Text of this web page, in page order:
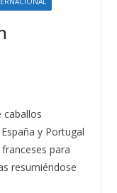
caballos
y Portugal
para
resumiéndose